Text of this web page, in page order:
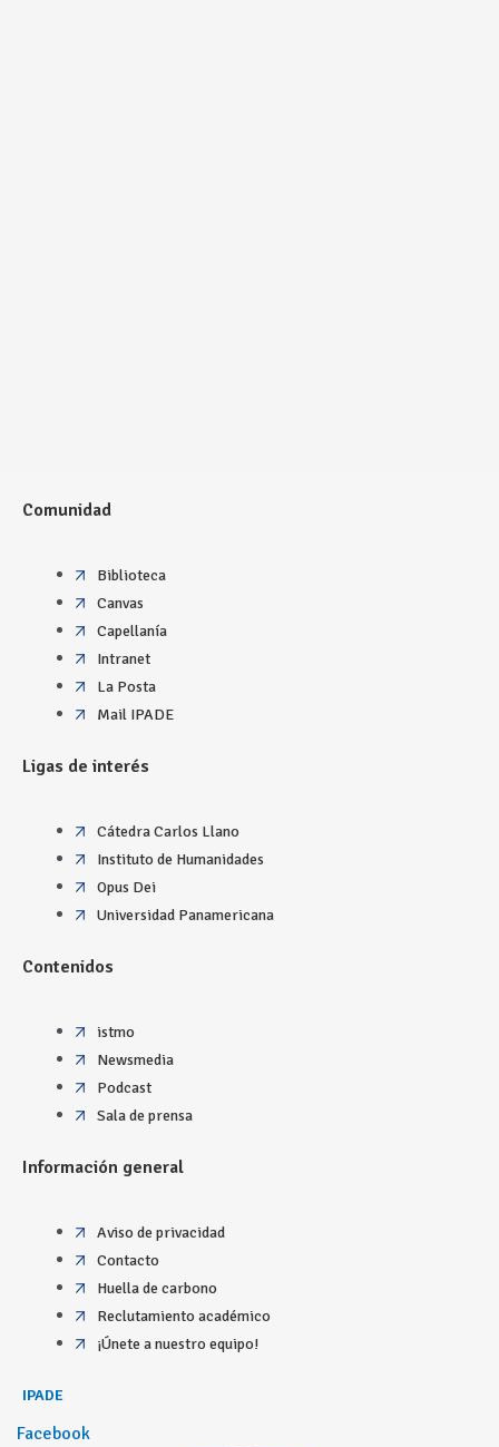
Comunidad
Biblioteca
Canvas
Capellanía
Intranet
La Posta
Mail IPADE
Ligas de interés
Cátedra Carlos Llano
Instituto de Humanidades
Opus Dei
Universidad Panamericana
Contenidos
istmo
Newsmedia
Podcast
Sala de prensa
Información general
Aviso de privacidad
Contacto
Huella de carbono
Reclutamiento académico
¡Únete a nuestro equipo!
IPADE
Facebook